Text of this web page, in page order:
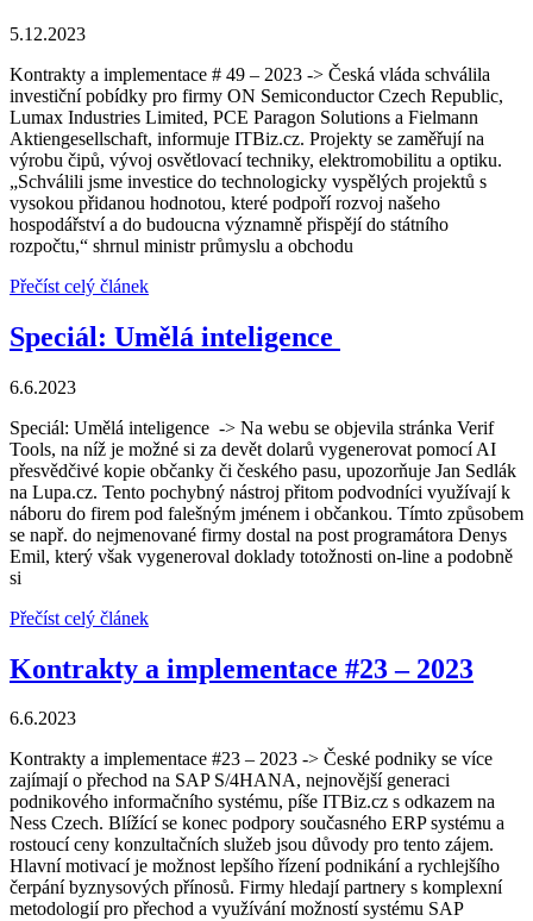
5.12.2023
Kontrakty a implementace # 49 – 2023 -> Česká vláda schválila
investiční pobídky pro firmy ON Semiconductor Czech Republic,
Lumax Industries Limited, PCE Paragon Solutions a Fielmann
Aktiengesellschaft, informuje ITBiz.cz. Projekty se zaměřují na
výrobu čipů, vývoj osvětlovací techniky, elektromobilitu a optiku.
„Schválili jsme investice do technologicky vyspělých projektů s
vysokou přidanou hodnotou, které podpoří rozvoj našeho
hospodářství a do budoucna významně přispějí do státního
rozpočtu,“ shrnul ministr průmyslu a obchodu
Přečíst celý článek
Speciál: Umělá inteligence
6.6.2023
Speciál: Umělá inteligence -> Na webu se objevila stránka Verif
Tools, na níž je možné si za devět dolarů vygenerovat pomocí AI
přesvědčivé kopie občanky či českého pasu, upozorňuje Jan Sedlák
na Lupa.cz. Tento pochybný nástroj přitom podvodníci využívají k
náboru do firem pod falešným jménem i občankou. Tímto způsobem
se např. do nejmenované firmy dostal na post programátora Denys
Emil, který však vygeneroval doklady totožnosti on-line a podobně
si
Přečíst celý článek
Kontrakty a implementace #23 – 2023
6.6.2023
Kontrakty a implementace #23 – 2023 -> České podniky se více
zajímají o přechod na SAP S/4HANA, nejnovější generaci
podnikového informačního systému, píše ITBiz.cz s odkazem na
Ness Czech. Blížící se konec podpory současného ERP systému a
rostoucí ceny konzultačních služeb jsou důvody pro tento zájem.
Hlavní motivací je možnost lepšího řízení podnikání a rychlejšího
čerpání byznysových přínosů. Firmy hledají partnery s komplexní
metodologií pro přechod a využívání možností systému SAP